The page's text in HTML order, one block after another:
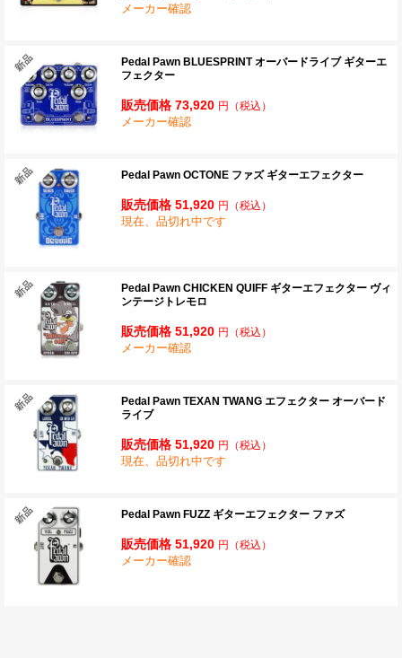
メーカー確認
Pedal Pawn BLUESPRINT オーバードライブ ギターエ
フェクター
販売価格 73,920 円 （税込）
メーカー確認
Pedal Pawn OCTONE ファズ ギターエフェクター
販売価格 51,920 円 （税込）
現在、品切れ中です
Pedal Pawn CHICKEN QUIFF ギターエフェクター ヴィ
ンテージトレモロ
販売価格 51,920 円 （税込）
メーカー確認
Pedal Pawn TEXAN TWANG エフェクター オーバード
ライブ
販売価格 51,920 円 （税込）
現在、品切れ中です
Pedal Pawn FUZZ ギターエフェクター ファズ
販売価格 51,920 円 （税込）
メーカー確認